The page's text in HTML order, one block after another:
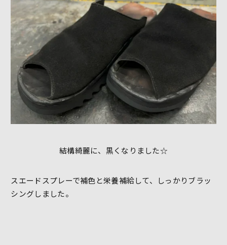
結構綺麗に、黒くなりました☆
スエードスプレーで補色と栄養補給して、しっかりブラッ
シングしました。